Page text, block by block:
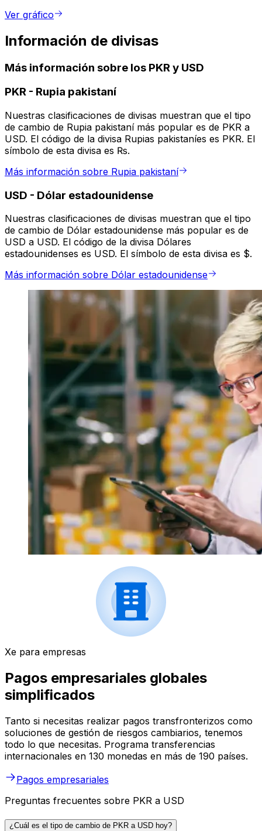
Ver gráfico
Información de divisas
Más información sobre los PKR y USD
PKR - Rupia pakistaní
Nuestras clasificaciones de divisas muestran que el tipo
de cambio de Rupia pakistaní más popular es de PKR a
USD. El código de la divisa Rupias pakistaníes es PKR. El
símbolo de esta divisa es ₨.
Más información sobre Rupia pakistaní
USD - Dólar estadounidense
Nuestras clasificaciones de divisas muestran que el tipo
de cambio de Dólar estadounidense más popular es de
USD a USD. El código de la divisa Dólares
estadounidenses es USD. El símbolo de esta divisa es $.
Más información sobre Dólar estadounidense
Xe para empresas
Pagos empresariales globales
simplificados
Tanto si necesitas realizar pagos transfronterizos como
soluciones de gestión de riesgos cambiarios, tenemos
todo lo que necesitas. Programa transferencias
internacionales en 130 monedas en más de 190 países.
Pagos empresariales
Preguntas frecuentes sobre PKR a USD
¿Cuál es el tipo de cambio de PKR a USD hoy?